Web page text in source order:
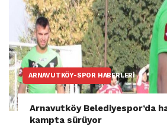
ARNAVUTKÖY-SPOR HABERLERI
Arnavutköy Belediyespor’da
kampta sürüyor